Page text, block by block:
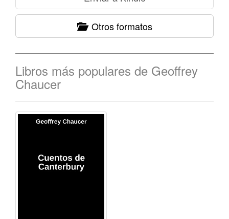
Otros formatos
Libros más populares de Geoffrey
Chaucer